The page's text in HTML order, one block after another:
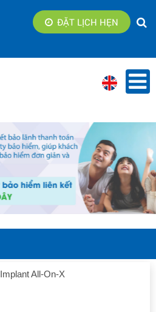
ĐẶT LỊCH HẸN
Implant All-On-X